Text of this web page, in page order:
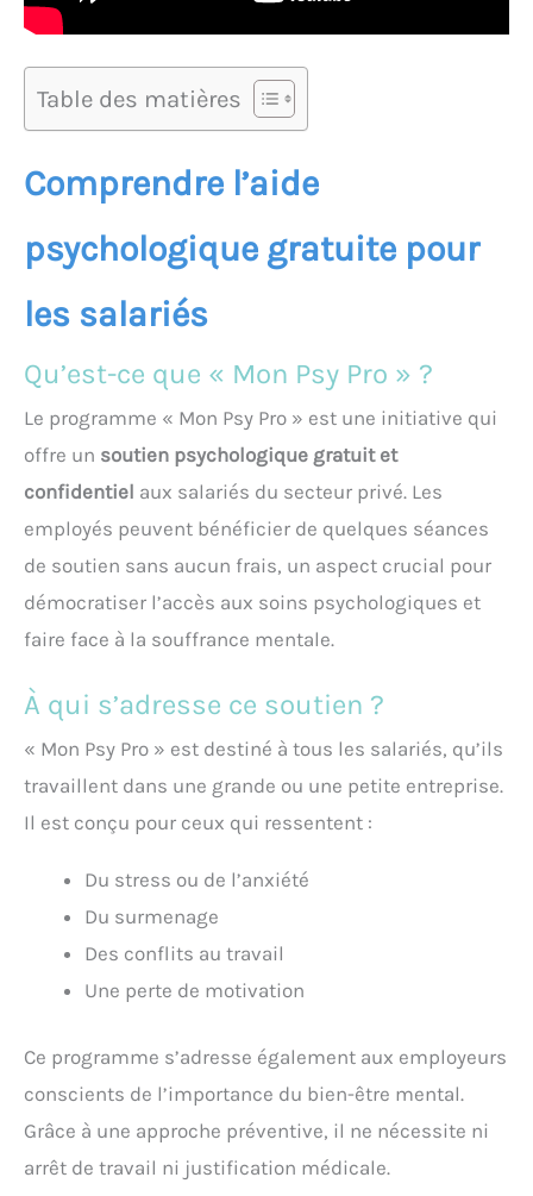
Table des matières
Comprendre l’aide
psychologique gratuite pour
les salariés
Qu’est-ce que « Mon Psy Pro » ?
Le programme « Mon Psy Pro » est une initiative qui
offre un soutien psychologique gratuit et
confidentiel aux salariés du secteur privé. Les
employés peuvent bénéficier de quelques séances
de soutien sans aucun frais, un aspect crucial pour
démocratiser l’accès aux soins psychologiques et
faire face à la souffrance mentale.
À qui s’adresse ce soutien ?
« Mon Psy Pro » est destiné à tous les salariés, qu’ils
travaillent dans une grande ou une petite entreprise.
Il est conçu pour ceux qui ressentent :
Du stress ou de l’anxiété
Du surmenage
Des conflits au travail
Une perte de motivation
Ce programme s’adresse également aux employeurs
conscients de l’importance du bien-être mental.
Grâce à une approche préventive, il ne nécessite ni
arrêt de travail ni justification médicale.